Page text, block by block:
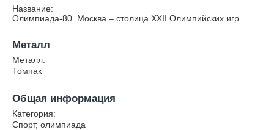
Название:
Олимпиада-80. Москва – столица XXII Олимпийских игр
Металл
Металл:
Томпак
Общая информация
Категория:
Спорт, олимпиада